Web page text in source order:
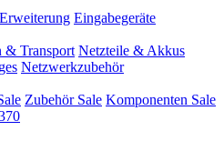
Eingabegeräte
& Transport Netzteile & Akkus
Netzwerkzubehör
Zubehör Sale Komponenten Sale